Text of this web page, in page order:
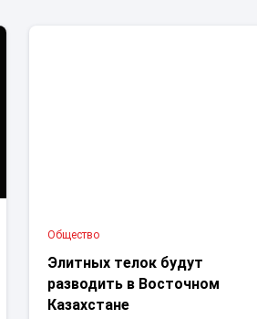
Общество
Элитных телок будут
разводить в Восточном
Казахстане